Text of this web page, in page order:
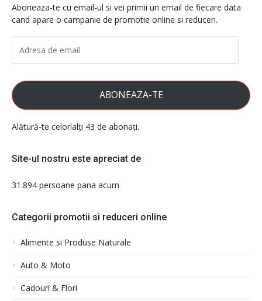
Aboneaza-te cu email-ul si vei primii un email de fiecare data
cand apare o campanie de promotie online si reduceri.
DE
EMAIL
ABONEAZA-TE
Alătură-te celorlalți 43 de abonați.
Site-ul nostru este apreciat de
31.894 persoane pana acum
Categorii promotii si reduceri online
Alimente si Produse Naturale
Auto & Moto
Cadouri & Flori